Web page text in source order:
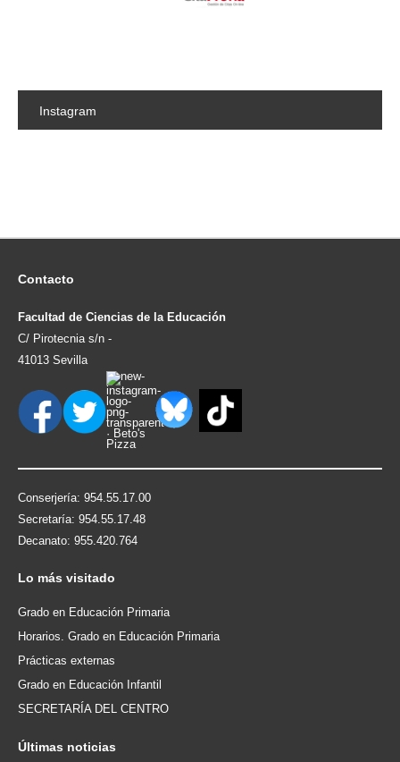
Instagram
Contacto
Facultad de Ciencias de la Educación
C/ Pirotecnia s/n -
41013 Sevilla
Conserjería: 954.55.17.00
Secretaría: 954.55.17.48
Decanato: 955.420.764
Lo más visitado
Grado en Educación Primaria
Horarios. Grado en Educación Primaria
Prácticas externas
Grado en Educación Infantil
SECRETARÍA DEL CENTRO
Últimas noticias